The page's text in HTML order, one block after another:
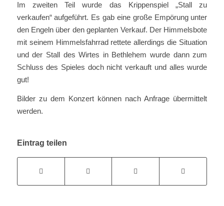
Im zweiten Teil wurde das Krippenspiel „Stall zu
verkaufen“ aufgeführt. Es gab eine große Empörung unter
den Engeln über den geplanten Verkauf. Der Himmelsbote
mit seinem Himmelsfahrrad rettete allerdings die Situation
und der Stall des Wirtes in Bethlehem wurde dann zum
Schluss des Spieles doch nicht verkauft und alles wurde
gut!
Bilder zu dem Konzert können nach Anfrage übermittelt
werden.
Eintrag teilen